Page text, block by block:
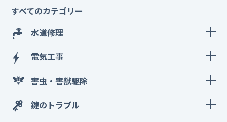
すべてのカテゴリー
水道修理
電気工事
害虫・害獣駆除
鍵のトラブル